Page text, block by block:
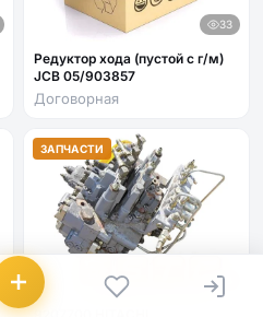
33
Редуктор хода (пустой с г/м)
JCB 05/903857
Договорная
ЗАПЧАСТИ
38